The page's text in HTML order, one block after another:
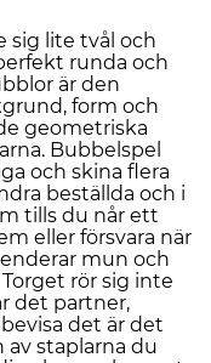
sig lite tvål och
runda och
är den
form och
geometriska
Bubbelspel
och skina flera
beställda och i
tills du når ett
eller försvara när
mun och
rör sig inte
det partner,
det är det
av staplarna du